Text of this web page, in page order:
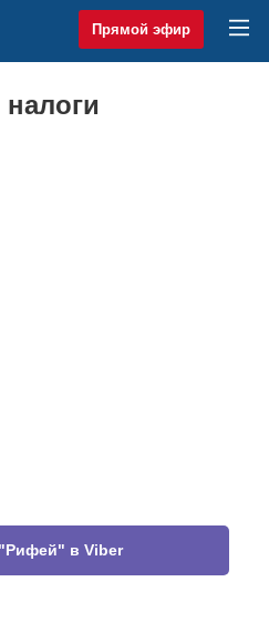
Прямой эфир
в Viber